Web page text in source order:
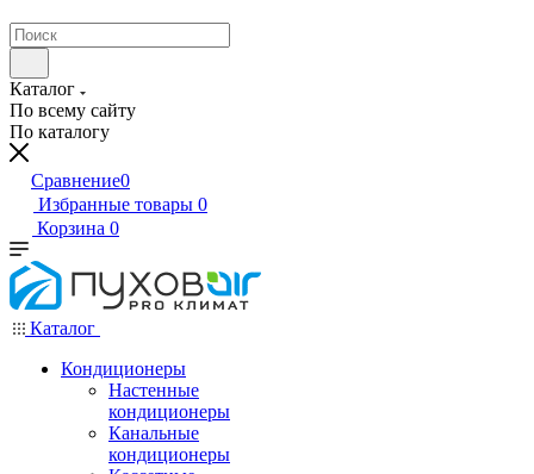
Каталог
По всему сайту
По каталогу
Сравнение0
Избранные товары 0
Корзина 0
Каталог
Кондиционеры
Настенные
кондиционеры
Канальные
кондиционеры